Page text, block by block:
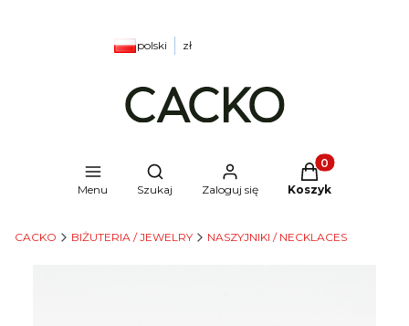
polski zł
Menu
Otwórz wyszukiwarkę
Szukaj Zaloguj się
Produkty w
Koszyk
CACKO BIŻUTERIA / JEWELRY NASZYJNIKI / NECKLACES